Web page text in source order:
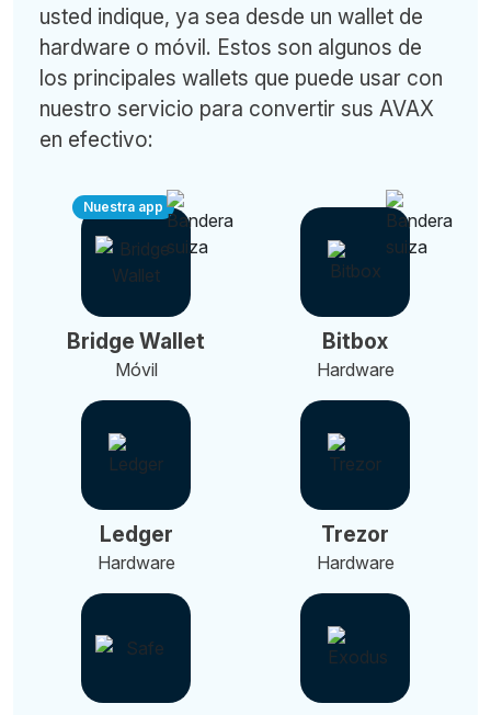
usted indique, ya sea desde un wallet de
hardware o móvil. Estos son algunos de
los principales wallets que puede usar con
nuestro servicio para convertir sus AVAX
en efectivo:
Nuestra app
Bridge Wallet
Móvil
Bitbox
Hardware
Ledger
Hardware
Trezor
Hardware